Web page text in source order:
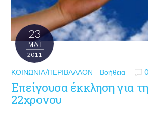
23
ΜΑΪ́
2011
ΚΟΙΝΩΝΊΑ/ΠΕΡΙΒΆΛΛΟΝ Βοήθεια 0
Επείγουσα έκκληση για
22χρονου